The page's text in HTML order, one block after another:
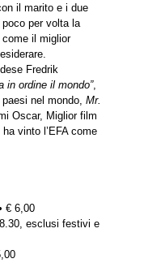
il marito e i due
per volta la
il miglior
Fredrik
in ordine il mondo”,
nel mondo, Mr.
Oscar, Miglior film
vinto l’EFA come
€ 6,00
esclusi festivi e